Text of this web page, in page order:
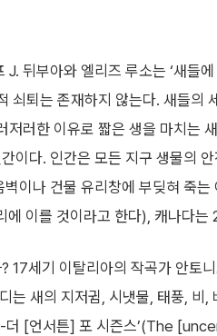
뒤부아와 엘리즈 루소는 ‘새들
쇠퇴는 존재하지 않는다. 새들의
저러한 이유로 짧은 생을 마치는
이다. 인간은 모든 지구 생물의
이나 건물 유리창에 부딪혀 죽
이를 것이라고 한다), 캐나다는
17세기 이탈리아의 작곡가 안토
는 새의 지저귐, 시냇물, 태풍, 비
더 [언서튼] 포 시즌스’(The